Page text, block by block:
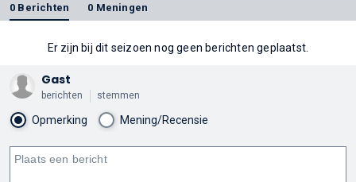
0 Berichten 0 Meningen
Er zijn bij dit seizoen nog geen berichten geplaatst.
Gast
berichten stemmen
Opmerking Mening/Recensie